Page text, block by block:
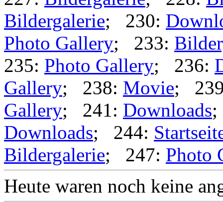
Bildergalerie; 230:
Photo Gallery; 233:
235: Photo Gallery; 236:
Gallery; 238: Movie;
Gallery; 241: Downloads
Downloads; 244:
Bildergalerie; 247: Photo
Heute waren noch keine